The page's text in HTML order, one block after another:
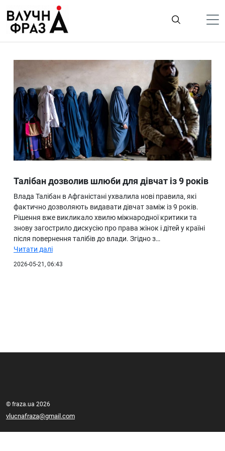
содержимому
Гроші
Життя
Лайфстайл
ТехноНаука
Людина
Ukraine
Про нас
Талібан дозволив шлюби для дівчат із 9 років
Влада Талібан в Афганістані ухвалила нові правила, які
фактично дозволяють видавати дівчат заміж із 9 років.
Рішення вже викликало хвилю міжнародної критики та
знову загострило дискусію про права жінок і дітей у країні
після повернення талібів до влади. Згідно з…
Читати далі
2026-05-21, 06:43
© fraza.ua 2026
vlucnafraza@gmail.com